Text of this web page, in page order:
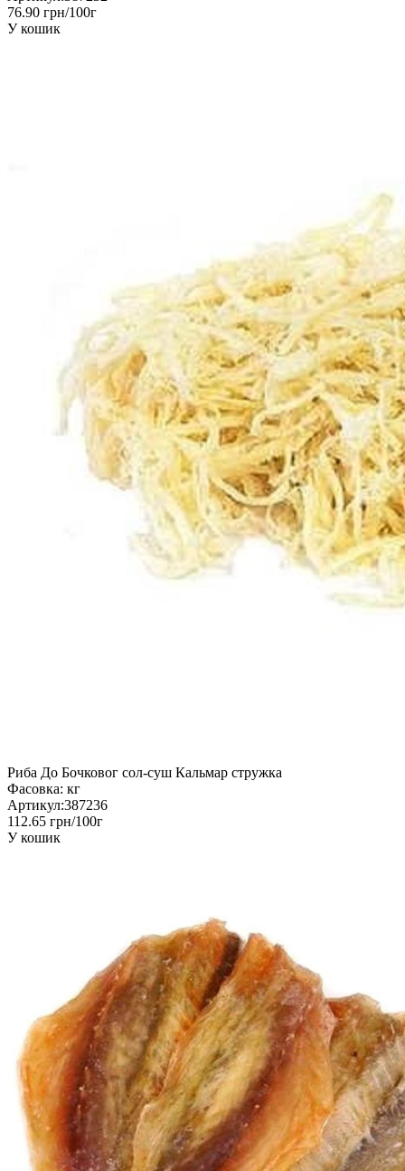
76.90 грн/100г
У кошик
Риба До Бочковог сол-суш Кальмар стружка
Фасовка: кг
Артикул:387236
112.65 грн/100г
У кошик